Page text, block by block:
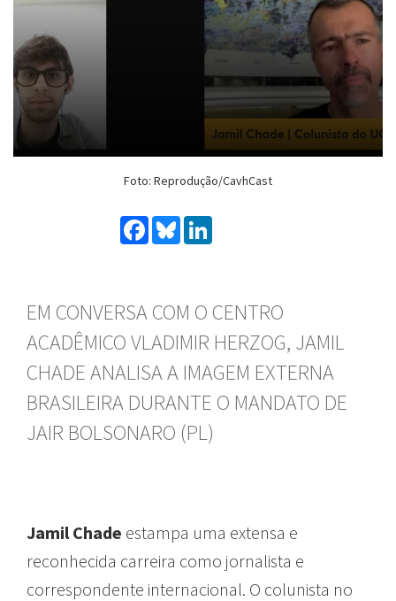
Foto: Reprodução/CavhCast
Facebook
Bluesky
EM CONVERSA COM O CENTRO
ACADÊMICO VLADIMIR HERZOG, JAMIL
CHADE ANALISA A IMAGEM EXTERNA
BRASILEIRA DURANTE O MANDATO DE
JAIR BOLSONARO (PL)
Jamil Chade estampa uma extensa e
reconhecida carreira como jornalista e
correspondente internacional. O colunista no